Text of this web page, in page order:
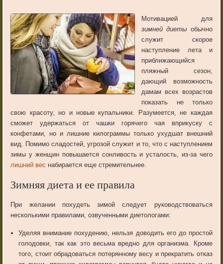
Мотивацией для
зимней диеты обычно
служит скорое
наступление лета и
приближающийся
пляжный сезон,
дающий возможность
дамам всех возрастов
показать не только
свою красоту, но и новые купальники. Разумеется, не каждая
сможет удержаться от чашки горячего чая вприкуску с
конфетами, но и лишние килограммы только ухудшат внешний
вид. Помимо сладостей, угрозой служит и то, что с наступлением
зимы у женщин повышается сонливость и усталость, из-за чего
лишний вес набирается еще стремительнее.
Зимняя диета и ее правила
При желании похудеть зимой следует руководствоваться
несколькими правилами, озвученными диетологами:
Уделяя внимание похудению, нельзя доводить его до простой
голодовки, так как это весьма вредно для организма. Кроме
того, стоит обрадоваться потерянному весу и прекратить отказ